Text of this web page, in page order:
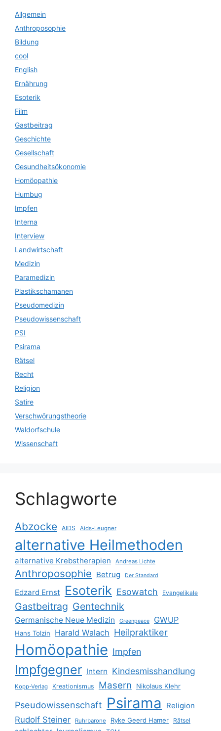
Allgemein
Anthroposophie
Bildung
cool
English
Ernährung
Esoterik
Film
Gastbeitrag
Geschichte
Gesellschaft
Gesundheitsökonomie
Homöopathie
Humbug
Impfen
Interna
Interview
Landwirtschaft
Medizin
Paramedizin
Plastikschamanen
Pseudomedizin
Pseudowissenschaft
PSI
Psirama
Rätsel
Recht
Religion
Satire
Verschwörungstheorie
Waldorfschule
Wissenschaft
Schlagworte
Abzocke AIDS Aids-Leugner
alternative Heilmethoden
alternative Krebstherapien Andreas Lichte
Anthroposophie Betrug Der Standard
Edzard Ernst Esoterik Esowatch Evangelikale
Gastbeitrag Gentechnik
Germanische Neue Medizin Greenpeace GWUP
Hans Tolzin Harald Walach Heilpraktiker
Homöopathie Impfen
Impfgegner Intern Kindesmisshandlung
Kopp-Verlag Kreationismus Masern Nikolaus Klehr
Pseudowissenschaft Psirama Religion
Rudolf Steiner Ruhrbarone Ryke Geerd Hamer Rätsel